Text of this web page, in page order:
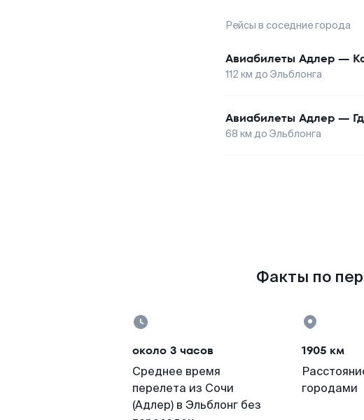
Рейсы в соседние города
Авиабилеты Адлер —
112 км до Эльблонга
Авиабилеты Адлер —
68 км до Эльблонга
Факты по
около 3 часов
Среднее время
перелета из Сочи
(Адлер) в Эльблонг без
1905 км
городами